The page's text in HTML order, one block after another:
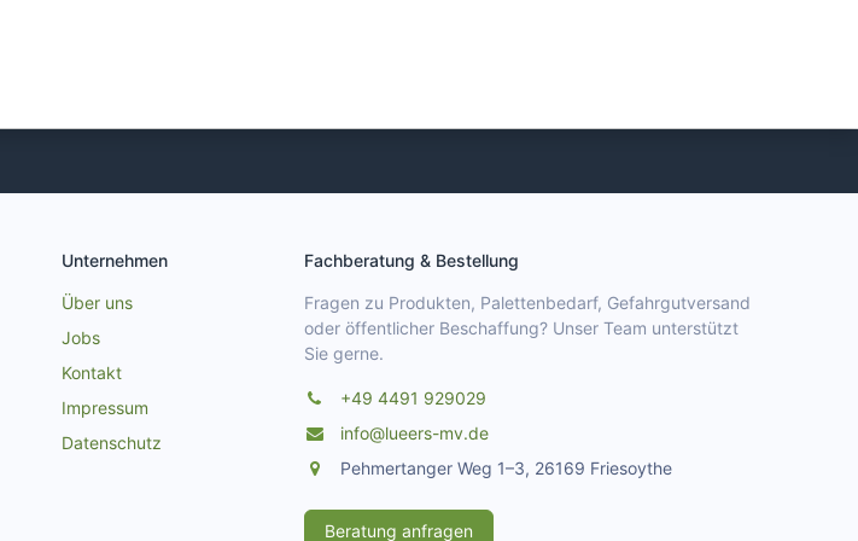
Unternehmen
Über uns
Jobs
Kontakt
Impressum
Datenschutz
Fachberatung & Bestellung
Fragen zu Produkten, Palettenbedarf, Gefahrgutversand
oder öffentlicher Beschaffung? Unser Team unterstützt
Sie gerne.
+49 4491 929029
info@lueers-mv.de
Pehmertanger Weg 1–3, 26169 Friesoythe
Beratung anfragen